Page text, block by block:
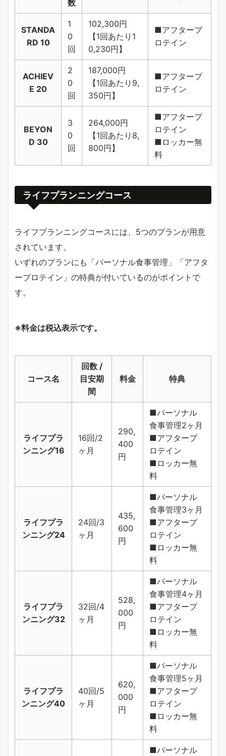
数
STANDA
RD 10
1
0
回
102,300円
【1回あたり1
0,230円】
■アフタープ
ロテイン
ACHIEV
E 20
2
0
回
187,000円
【1回あたり9,
350円】
■アフタープ
ロテイン
BEYON
D 30
3
0
回
264,000円
【1回あたり8,
800円】
■アフタープ
ロテイン
■ロッカー無
料
ライフプランニングコース
ライフプランニングコースには、5つのプランが用意
されています。
いずれのプランにも「パーソナル食事管理」「アフタ
ープロテイン」の特典が付いているのがポイントで
す。
※料金は税込表示です。
コース名
回数 /
目安期
間
料金 特典
ライフプラ
ンニング16
16回/2
ヶ月
290,
400
円
■パーソナル
食事管理2ヶ月
■アフタープ
ロテイン
■ロッカー無
料
ライフプラ
ンニング24
24回/3
ヶ月
435,
600
円
■パーソナル
食事管理3ヶ月
■アフタープ
ロテイン
■ロッカー無
料
ライフプラ
ンニング32
32回/4
ヶ月
528,
000
円
■パーソナル
食事管理4ヶ月
■アフタープ
ロテイン
■ロッカー無
料
ライフプラ
ンニング40
40回/5
ヶ月
620,
000
円
■パーソナル
食事管理5ヶ月
■アフタープ
ロテイン
■ロッカー無
料
■パーソナル